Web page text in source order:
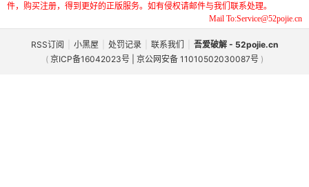
件，购买注册，得到更好的正版服务。如有侵权请邮件与我们联系处理。
Mail To:Service@52pojie.cn
RSS订阅 小黑屋 处罚记录 联系我们
吾爱破解 - 52pojie.cn
( 京ICP备16042023号 | 京公网安备 11010502030087号 )